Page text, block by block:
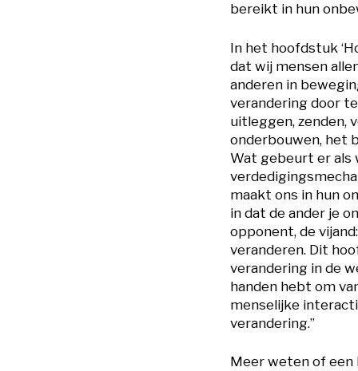
bereikt in hun
In het hoofdstuk
dat wij mensen
anderen in
verandering door
uitleggen, zenden,
onderbouwen, het
Wat gebeurt er als
maakt ons in hun
in dat de ander je
opponent, de
veranderen. Dit
verandering in de
handen hebt om
menselijke
verandering.”
Meer weten of een